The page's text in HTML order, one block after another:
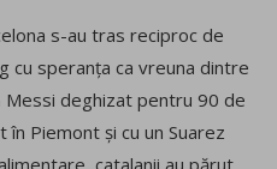
s-au tras reciproc de
cu speranța ca vreuna dintre
Messi deghizat pentru 90 de
în Piemont și cu un Suarez
catalanii au părut